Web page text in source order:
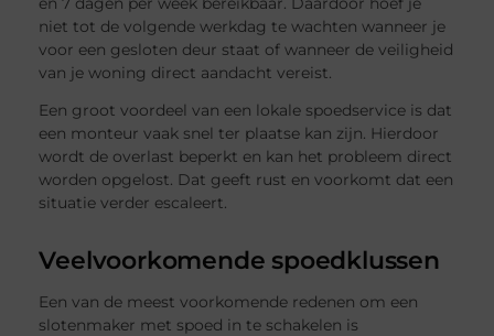
niet tot de volgende werkdag te wachten wanneer je
voor een gesloten deur staat of wanneer de veiligheid
van je woning direct aandacht vereist.
Een groot voordeel van een lokale spoedservice is dat
een monteur vaak snel ter plaatse kan zijn. Hierdoor
wordt de overlast beperkt en kan het probleem direct
worden opgelost. Dat geeft rust en voorkomt dat een
situatie verder escaleert.
Veelvoorkomende spoedklussen
Een van de meest voorkomende redenen om een
slotenmaker met spoed in te schakelen is